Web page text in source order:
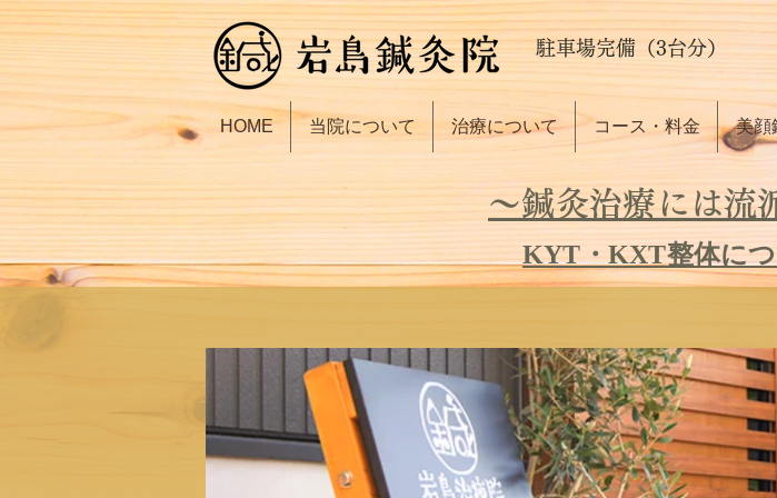
駐車場完備（3台分）
HOME 当院について 治療について コース・料金 美顔
～鍼灸治療には流
KYT・KXT整体に